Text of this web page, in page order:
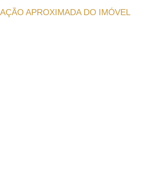
APROXIMADA DO IMÓVEL